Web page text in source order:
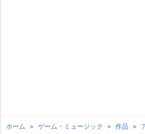
ホーム ゲーム・ミュージック 作品